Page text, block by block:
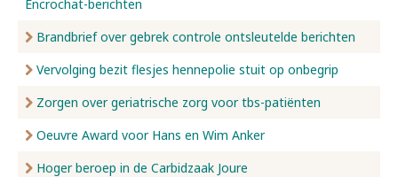
Encrochat-berichten
Brandbrief over gebrek controle ontsleutelde berichten
Vervolging bezit flesjes hennepolie stuit op onbegrip
Zorgen over geriatrische zorg voor tbs-patiënten
Oeuvre Award voor Hans en Wim Anker
Hoger beroep in de Carbidzaak Joure